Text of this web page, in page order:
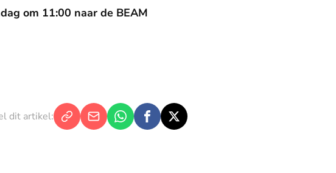
om 11:00 naar de BEAM
dit artikel: